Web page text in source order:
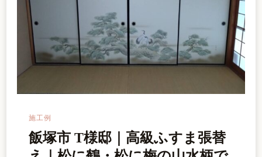
施工例
飯塚市 T様邸｜高級ふすま張替